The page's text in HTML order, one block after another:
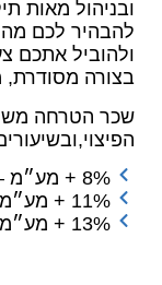
ובניהול מאות
להבהיר לכם
ולהוביל אתכם
בצורה מסודרת,
שכר הטרחה
8% + מע״מ — סיום התיק מול חברת הביטוח
11% + מע״מ — במקרה של הגשת תביעה
13% + מע״מ — במקרה של פסק דין